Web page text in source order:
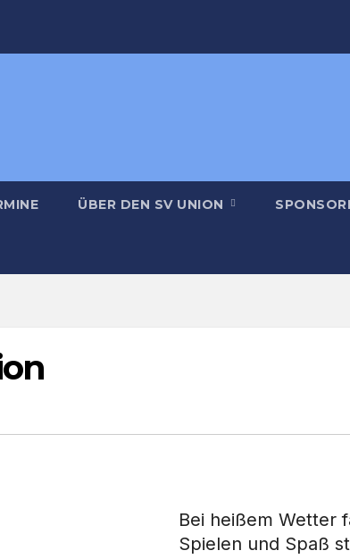
ÜBER DEN SV UNION
Bei heißem Wetter
Spielen und Spaß